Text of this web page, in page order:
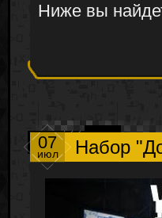
Ниже вы
07
июл Набор